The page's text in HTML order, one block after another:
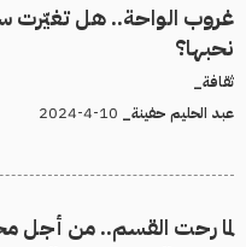
غروب الواحة.. هل تغيّرت
نحبها؟
ثقافة_
عبد الحليم حفينة_
لما رحت القسم.. من أجل